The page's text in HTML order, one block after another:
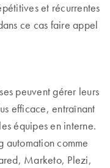
et récurrentes
ce cas faire appel
peuvent gérer leurs
efficace, entraînant
équipes en interne.
automation comme
Marketo, Plezi,